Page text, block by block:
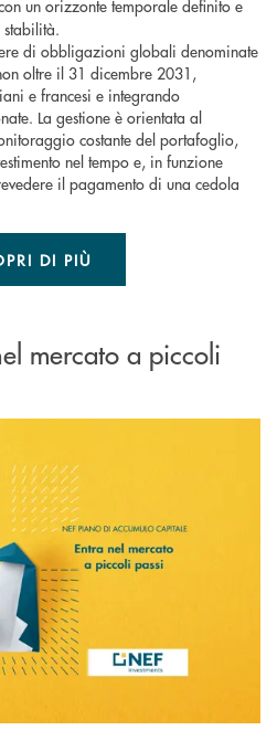
un orizzonte temporale definito e
di obbligazioni globali denominate
oltre il 31 dicembre 2031,
e francesi e integrando
La gestione è orientata al
costante del portafoglio,
nel tempo e, in funzione
il pagamento di una cedola
DI PIÙ
mercato a piccoli